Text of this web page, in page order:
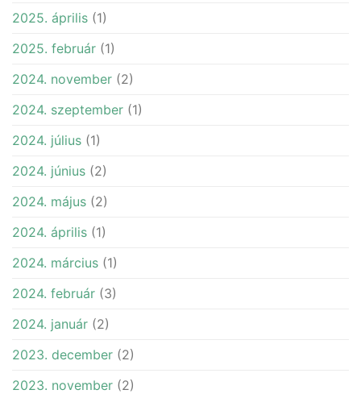
2025. április (1)
2025. február (1)
2024. november (2)
2024. szeptember (1)
2024. július (1)
2024. június (2)
2024. május (2)
2024. április (1)
2024. március (1)
2024. február (3)
2024. január (2)
2023. december (2)
2023. november (2)